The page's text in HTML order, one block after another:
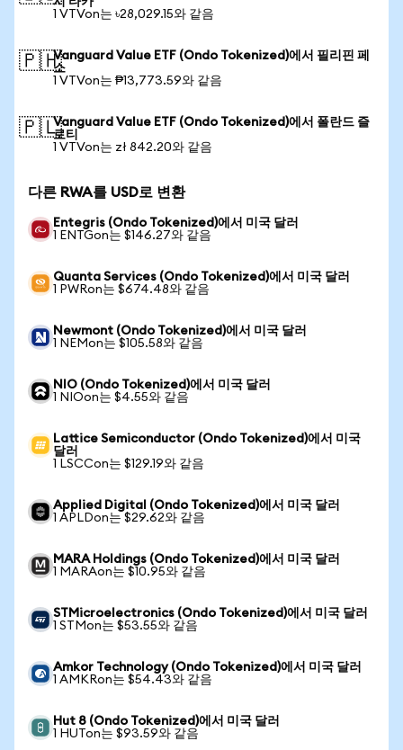
1 VTVon는 ৳28,029.15와 같음
🇵🇭Vanguard Value ETF (Ondo Tokenized)에서 필리핀 페
소
1 VTVon는 ₱13,773.59와 같음
🇵🇱Vanguard Value ETF (Ondo Tokenized)에서 폴란드 즐
로티
1 VTVon는 zł 842.20와 같음
다른 RWA를 USD로 변환
Entegris (Ondo Tokenized)에서 미국 달러
1 ENTGon는 $146.27와 같음
Quanta Services (Ondo Tokenized)에서 미국 달러
1 PWRon는 $674.48와 같음
Newmont (Ondo Tokenized)에서 미국 달러
1 NEMon는 $105.58와 같음
NIO (Ondo Tokenized)에서 미국 달러
1 NIOon는 $4.55와 같음
Lattice Semiconductor (Ondo Tokenized)에서 미국
달러
1 LSCCon는 $129.19와 같음
Applied Digital (Ondo Tokenized)에서 미국 달러
1 APLDon는 $29.62와 같음
MARA Holdings (Ondo Tokenized)에서 미국 달러
1 MARAon는 $10.95와 같음
STMicroelectronics (Ondo Tokenized)에서 미국 달러
1 STMon는 $53.55와 같음
Amkor Technology (Ondo Tokenized)에서 미국 달러
1 AMKRon는 $54.43와 같음
Hut 8 (Ondo Tokenized)에서 미국 달러
1 HUTon는 $93.59와 같음